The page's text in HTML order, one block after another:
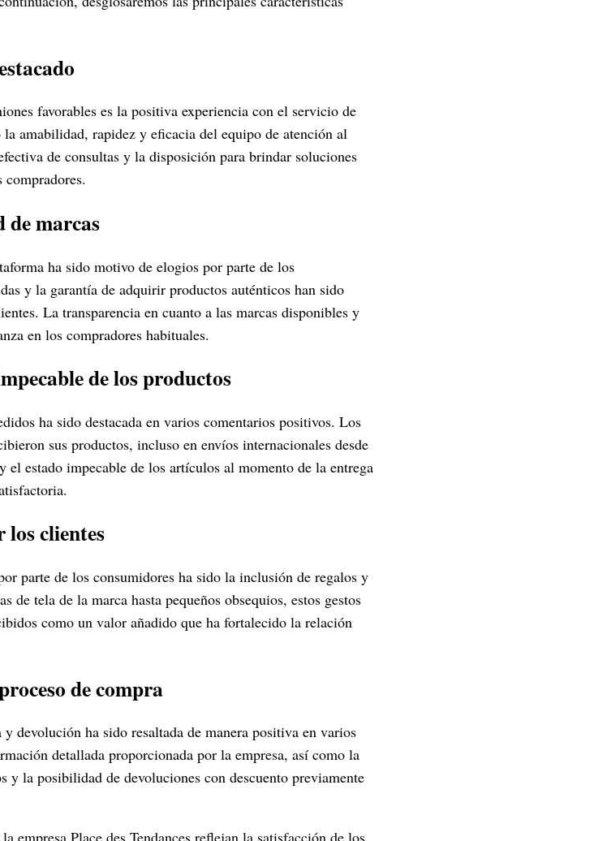
favorables es la positiva experiencia con el servicio de
amabilidad, rapidez y eficacia del equipo de atención al
de consultas y la disposición para brindar soluciones
de marcas
ha sido motivo de elogios por parte de los
y la garantía de adquirir productos auténticos han sido
La transparencia en cuanto a las marcas disponibles y
en los compradores habituales.
de los productos
ha sido destacada en varios comentarios positivos. Los
sus productos, incluso en envíos internacionales desde
estado impecable de los artículos al momento de la entrega
los clientes
parte de los consumidores ha sido la inclusión de regalos y
de tela de la marca hasta pequeños obsequios, estos gestos
como un valor añadido que ha fortalecido la relación
de compra
devolución ha sido resaltada de manera positiva en varios
detallada proporcionada por la empresa, así como la
la posibilidad de devoluciones con descuento previamente
empresa Place des Tendances reflejan la satisfacción de los